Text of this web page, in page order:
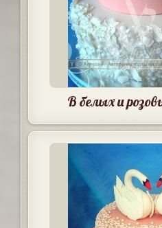
В белых и